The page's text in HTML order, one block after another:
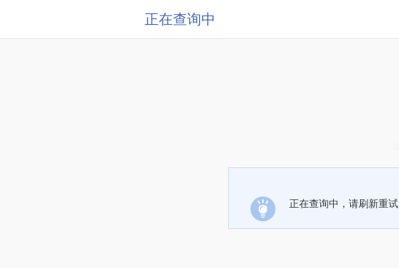
正在查询中
正在查询中，请刷新重试